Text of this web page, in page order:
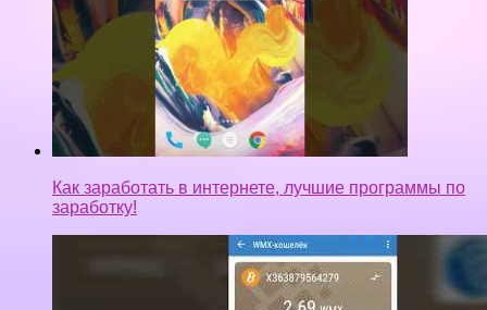
Как заработать в интернете, лучшие программы по
заработку!